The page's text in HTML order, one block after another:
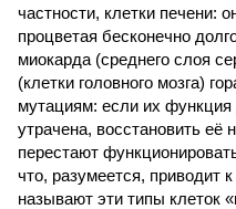
частности, клетки печени:
процветая бесконечно
миокарда (среднего слоя
(клетки головного мозга)
мутациям: если их
утрачена, восстановить её
перестают
что, разумеется, приводит
называют эти типы клеток